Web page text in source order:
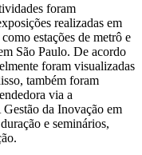
foram
realizadas em
estações de metrô e
São Paulo. De acordo
foram visualizadas
também foram
via a
da Inovação em
e seminários,